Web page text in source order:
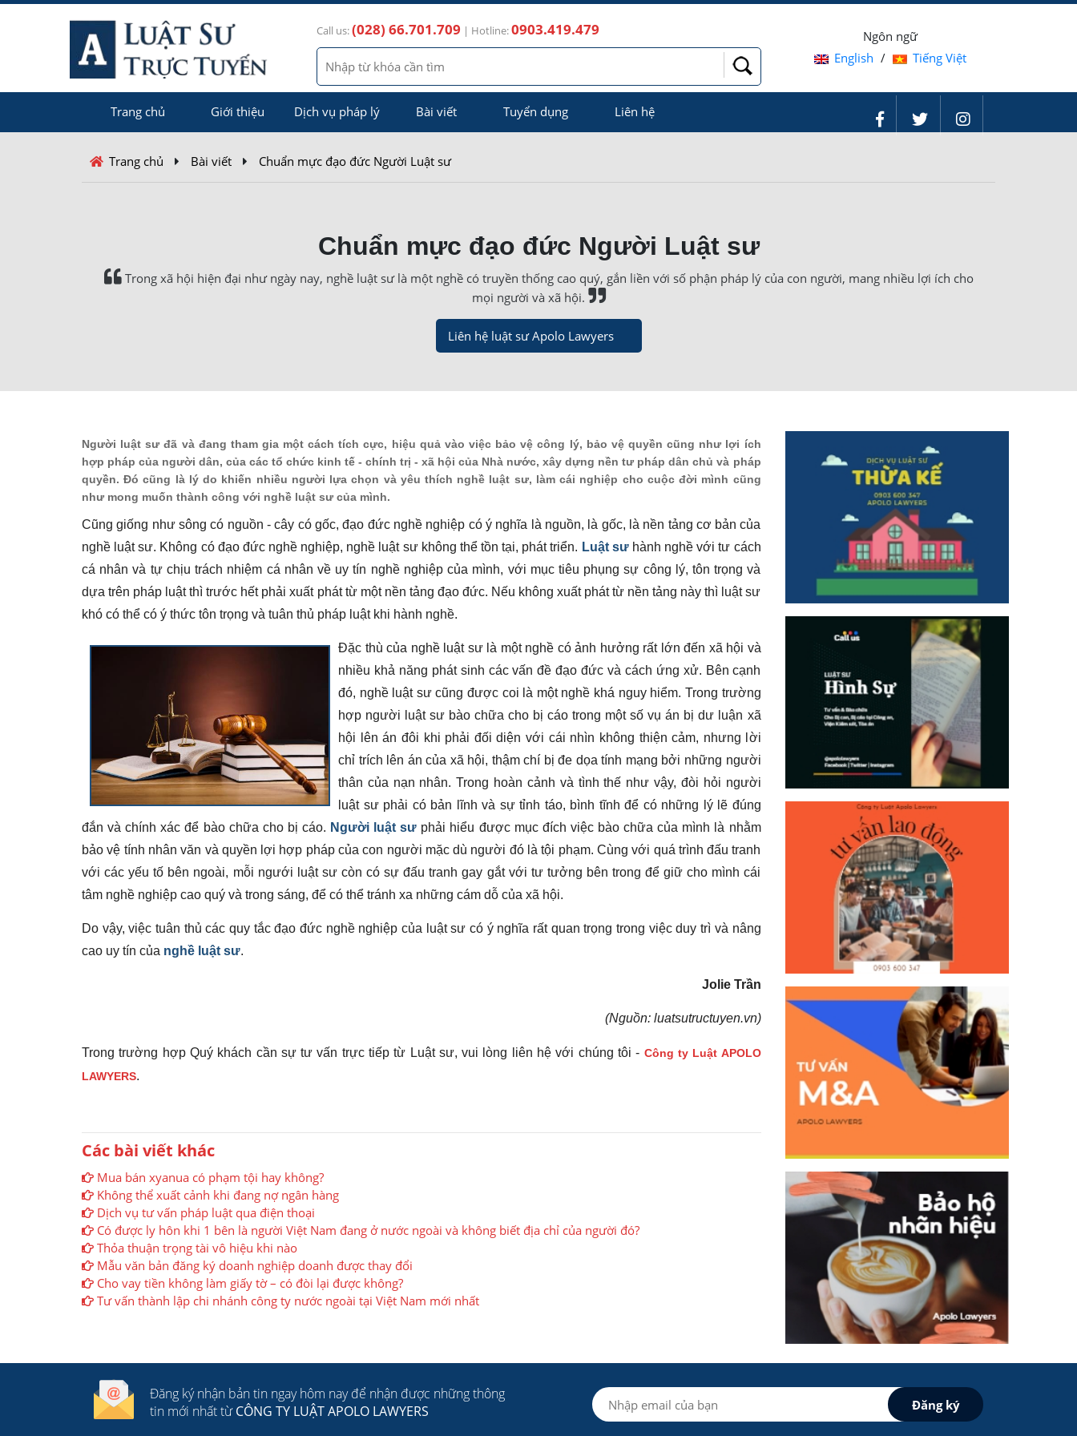
Call us:(028) 66.701.709 | Hotline:0903.419.479
Ngôn ngữ
English / Tiếng Việt
Trang chủ Giới thiệu Dịch vụ pháp lý Bài viết Tuyển dụng Liên hệ
Trang chủ Bài viết Chuẩn mực đạo đức Người Luật sư
Chuẩn mực đạo đức Người Luật sư
Trong xã hội hiện đại như ngày nay, nghề luật sư là một nghề có truyền thống cao quý, gắn liền với số phận pháp lý của con người, mang nhiều lợi ích cho
mọi người và xã hội.
Liên hệ luật sư Apolo Lawyers
Người luật sư đã và đang tham gia một cách tích cực, hiệu quả vào việc bảo vệ công lý, bảo vệ quyền cũng như lợi ích
hợp pháp của người dân, của các tổ chức kinh tế - chính trị - xã hội của Nhà nước, xây dựng nền tư pháp dân chủ và pháp
quyền. Đó cũng là lý do khiến nhiều người lựa chọn và yêu thích nghề luật sư, làm cái nghiệp cho cuộc đời mình cũng
như mong muốn thành công với nghề luật sư của mình.
Cũng giống như sông có nguồn - cây có gốc, đạo đức nghề nghiệp có ý nghĩa là nguồn, là gốc, là nền tảng cơ bản của
nghề luật sư. Không có đạo đức nghề nghiệp, nghề luật sư không thể tồn tại, phát triển. Luật sưhành nghề với tư cách
cá nhân và tự chịu trách nhiệm cá nhân về uy tín nghề nghiệp của mình, với mục tiêu phụng sự công lý, tôn trọng và
dựa trên pháp luật thì trước hết phải xuất phát từ một nền tảng đạo đức. Nếu không xuất phát từ nền tảng này thì luật sư
khó có thể có ý thức tôn trọng và tuân thủ pháp luật khi hành nghề.
Đặc thù của nghề luật sư là một nghề có ảnh hưởng rất lớn đến xã hội và
nhiều khả năng phát sinh các vấn đề đạo đức và cách ứng xử. Bên cạnh
đó, nghề luật sư cũng được coi là một nghề khá nguy hiểm. Trong trường
hợp người luật sư bào chữa cho bị cáo trong một số vụ án bị dư luận xã
hội lên án đôi khi phải đối diện với cái nhìn không thiện cảm, nhưng lời
chỉ trích lên án của xã hội, thậm chí bị đe dọa tính mạng bởi những người
thân của nạn nhân. Trong hoàn cảnh và tình thế như vậy, đòi hỏi người
luật sư phải có bản lĩnh và sự tỉnh táo, bình tĩnh để có những lý lẽ đúng
đắn và chính xác để bào chữa cho bị cáo. Người luật sư phải hiểu được mục đích việc bào chữa của mình là nhằm
bảo vệ tính nhân văn và quyền lợi hợp pháp của con người mặc dù người đó là tội phạm. Cùng với quá trình đấu tranh
với các yếu tố bên ngoài, mỗi ngưới luật sư còn có sự đấu tranh gay gắt với tư tưởng bên trong để giữ cho mình cái
tâm nghề nghiệp cao quý và trong sáng, để có thể tránh xa những cám dỗ của xã hội.
Do vậy, việc tuân thủ các quy tắc đạo đức nghề nghiệp của luật sư có ý nghĩa rất quan trọng trong việc duy trì và nâng
cao uy tín của nghề luật sư.
Jolie Trần
(Nguồn: luatsutructuyen.vn)
Trong trường hợp Quý khách cần sự tư vấn trực tiếp từ Luật sư, vui lòng liên hệ với chúng tôi - Công ty Luật APOLO
LAWYERS.
Các bài viết khác
Mua bán xyanua có phạm tội hay không?
Không thể xuất cảnh khi đang nợ ngân hàng
Dịch vụ tư vấn pháp luật qua điện thoại
Có được ly hôn khi 1 bên là người Việt Nam đang ở nước ngoài và không biết địa chỉ của người đó?
Thỏa thuận trọng tài vô hiệu khi nào
Mẫu văn bản đăng ký doanh nghiệp doanh được thay đổi
Cho vay tiền không làm giấy tờ – có đòi lại được không?
Tư vấn thành lập chi nhánh công ty nước ngoài tại Việt Nam mới nhất
Đăng ký nhận bản tin ngay hôm nay để nhận được những thông
tin mới nhất từCÔNG TY LUẬT APOLO LAWYERS